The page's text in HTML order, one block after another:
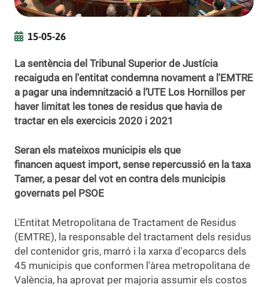
15-05-26
La sentència del Tribunal Superior de Justícia
recaiguda en l'entitat condemna novament a l'EMTRE
a pagar una indemnització a l‘UTE Los Hornillos per
haver limitat les tones de residus que havia de
tractar en els exercicis 2020 i 2021
Seran els mateixos municipis els que
financen aquest import, sense repercussió en la taxa
Tamer, a pesar del vot en contra dels municipis
governats pel PSOE
L'Entitat Metropolitana de Tractament de Residus
(EMTRE), la responsable del tractament dels residus
del contenidor gris, marró i la xarxa d'ecoparcs dels
45 municipis que conformen l'àrea metropolitana de
València, ha aprovat per majoria assumir els costos